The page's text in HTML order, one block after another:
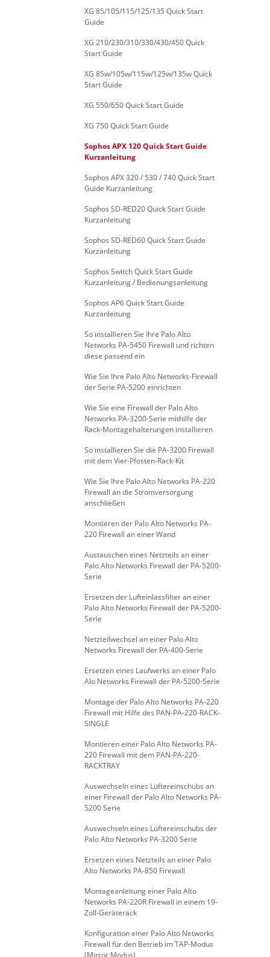
XG 85/105/115/125/135 Quick Start
Guide
XG 210/230/310/330/430/450 Quick
Start Guide
XG 85w/105w/115w/125w/135w Quick
Start Guide
XG 550/650 Quick Start Guide
XG 750 Quick Start Guide
Sophos APX 120 Quick Start Guide
Kurzanleitung
Sophos APX 320 / 530 / 740 Quick Start
Guide Kurzanleitung
Sophos SD-RED20 Quick Start Guide
Kurzanleitung
Sophos SD-RED60 Quick Start Guide
Kurzanleitung
Sophos Switch Quick Start Guide
Kurzanleitung / Bedienungsanleitung
Sophos AP6 Quick Start Guide
Kurzanleitung
So installieren Sie Ihre Palo Alto
Networks PA-5450 Firewall und richten
diese passend ein
Wie Sie Ihre Palo Alto Networks-Firewall
der Serie PA-5200 einrichten
Wie Sie eine Firewall der Palo Alto
Networks PA-3200-Serie mithilfe der
Rack-Montagehalterungen installieren
So installieren Sie die PA-3200 Firewall
mit dem Vier-Pfosten-Rack-Kit
Wie Sie Ihre Palo Alto Networks PA-220
Firewall an die Stromversorgung
anschließen
Montieren der Palo Alto Networks PA-
220 Firewall an einer Wand
Austauschen eines Netzteils an einer
Palo Alto Networks Firewall der PA-5200-
Serie
Ersetzen der Lufteinlassfilter an einer
Palo Alto Networks Firewall der PA-5200-
Serie
Netzteilwechsel an einer Palo Alto
Networks Firewall der PA-400-Serie
Ersetzen eines Laufwerks an einer Palo
Alo Networks Firewall der PA-5200-Serie
Montage der Palo Alto Networks PA-220
Firewall mit Hilfe des PAN-PA-220-RACK-
SINGLE
Montieren einer Palo Alto Networks PA-
220 Firewall mit dem PAN-PA-220-
RACKTRAY
Auswechseln eines Lüftereinschubs an
einer Firewall der Palo Alto Networks PA-
5200 Serie
Auswechseln eines Lüftereinschubs der
Palo Alto Networks PA-3200 Serie
Ersetzen eines Netzteils an einer Palo
Alto Networks PA-850 Firewall
Montageanleitung einer Palo Alto
Networks PA-220R Firewall in einem 19-
Zoll-Geräterack
Konfiguration einer Palo Alto Networks
Firewall für den Betrieb im TAP-Modus